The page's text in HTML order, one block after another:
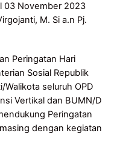
03 November 2023
M. Si a.n Pj.
Peringatan Hari
Sosial Republik
seluruh OPD
Vertikal dan BUMN/D
Peringatan
dengan kegiatan